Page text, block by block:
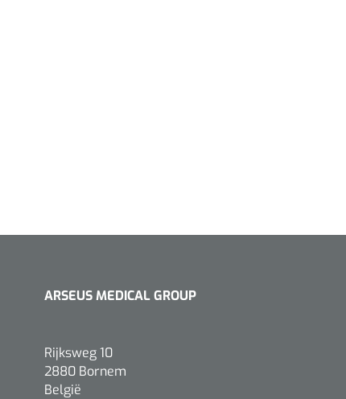
ARSEUS MEDICAL GROUP
Rijksweg 10
2880 Bornem
België